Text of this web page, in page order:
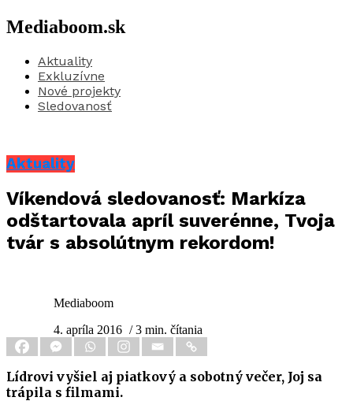
Mediaboom.sk
Aktuality
Exkluzívne
Nové projekty
Sledovanosť
Aktuality
Víkendová sledovanosť: Markíza
odštartovala apríl suverénne, Tvoja
tvár s absolútnym rekordom!
Mediaboom
4. apríla 2016 / 3 min. čítania
Lídrovi vyšiel aj piatkový a sobotný večer, Joj sa
trápila s filmami.